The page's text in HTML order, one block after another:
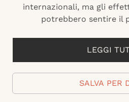
internazionali, ma gli
potrebbero sentire il
LEGGI
SALVA PER